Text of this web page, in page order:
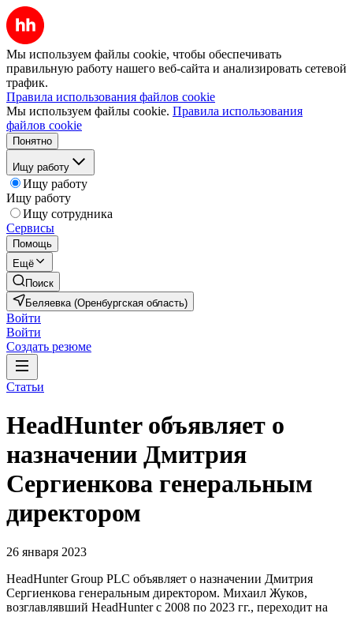
Мы используем файлы cookie, чтобы обеспечивать
правильную работу нашего веб-сайта и анализировать сетевой
трафик.
Правила использования файлов cookie
Мы используем файлы cookie. Правила использования
файлов cookie
Понятно
Ищу работу
Ищу работу
Ищу работу
Ищу сотрудника
Сервисы
Помощь
Ещё
Поиск
Беляевка (Оренбургская область)
Войти
Войти
Создать резюме
Статьи
HeadHunter объявляет о
назначении Дмитрия
Сергиенкова генеральным
директором
26 января 2023
HeadHunter Group PLC объявляет о назначении Дмитрия
Сергиенкова генеральным директором. Михаил Жуков,
возглавлявший HeadHunter с 2008 по 2023 гг., переходит на